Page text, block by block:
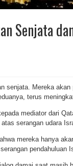
Senjata
senjata. Mereka akan
terus
mediator dari
serangan udara
mereka hanya
pendahuluan